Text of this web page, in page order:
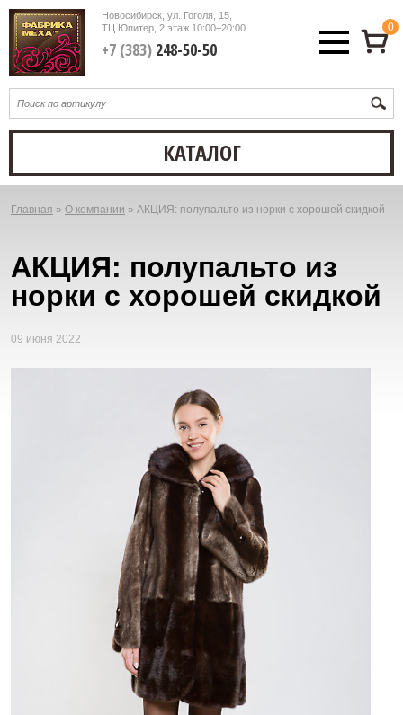
Новосибирск, ул. Гоголя, 15,
ТЦ Юпитер, 2 этаж10:00–20:00
+7 (383)248-50-50
0
КАТАЛОГ
Вы
Главная » О компании » АКЦИЯ: полупальто из норки с хорошей скидкой
АКЦИЯ: полупальто из
норки с хорошей скидкой
09 июня 2022